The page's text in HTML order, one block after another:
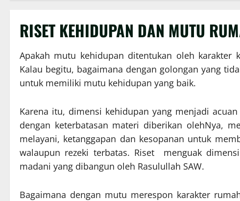
RISET KEHIDUPAN DAN MUTU
Apakah mutu kehidupan ditentukan oleh karakter
Kalau begitu, bagaimana dengan golongan yang
untuk memiliki mutu kehidupan yang baik.
Karena itu, dimensi kehidupan yang menjadi
dengan keterbatasan materi diberikan olehNya,
melayani, ketanggapan dan kesopanan untuk
walaupun rezeki terbatas. Riset menguak
madani yang dibangun oleh Rasulullah SAW.
Bagaimana dengan mutu merespon karakter